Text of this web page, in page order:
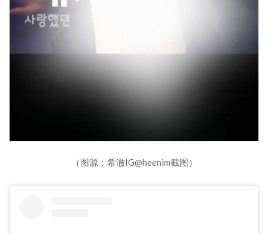
（图源：希澈IG@heenim截图）